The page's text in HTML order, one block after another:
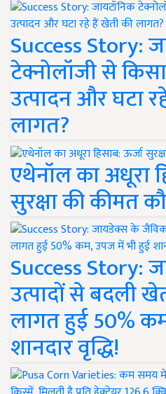
Success Story:
टेक्नोलॉजी से
उत्पादन और घटा
लागत?
एथेनॉल का अधूरा
सुरक्षा की कीमत
Success Story:
उत्पादों से बदली
लागत हुई 50%
शानदार वृद्धि!